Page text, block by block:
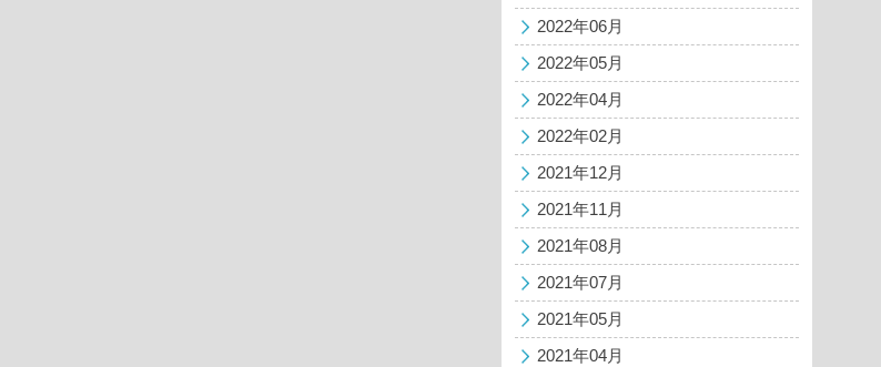
2022年06月
2022年05月
2022年04月
2022年02月
2021年12月
2021年11月
2021年08月
2021年07月
2021年05月
2021年04月